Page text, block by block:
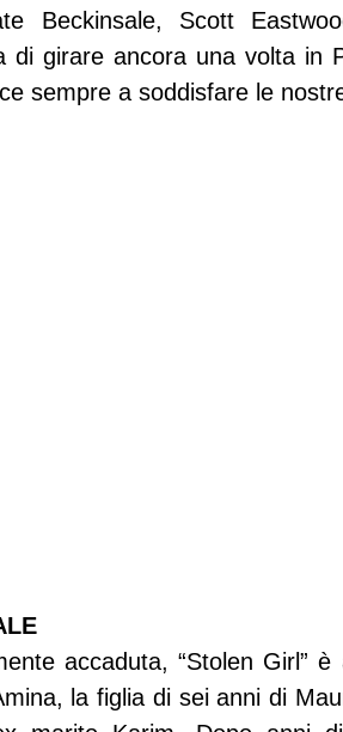
Beckinsale, Scott
di girare ancora una volta in
sempre a soddisfare le
accaduta, “Stolen Girl”
la figlia di sei anni di